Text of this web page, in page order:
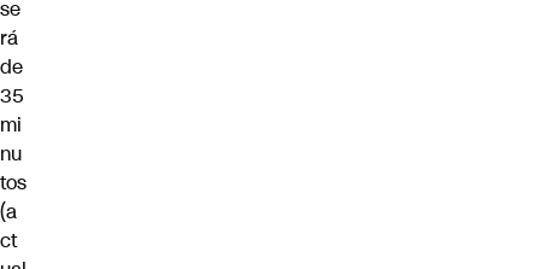
se
rá
de
35
mi
nu
tos
(a
ct